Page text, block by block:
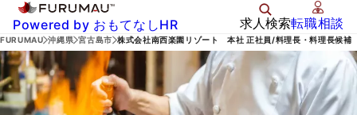
Powered by おもてなしHR 求人検索転職相談
FURUMAU 沖縄県 宮古島市 株式会社南西楽園リゾート 本社 正社員/料理長・料理長候補